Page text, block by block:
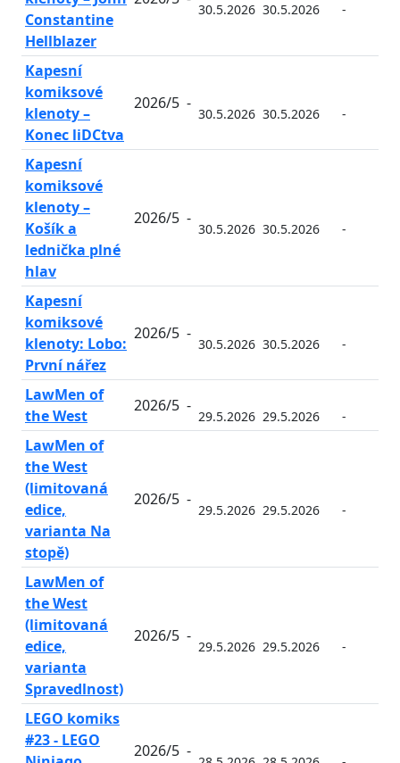
Constantine
Hellblazer
30.5.2026 30.5.2026 -
Kapesní
komiksové
klenoty –
Konec liDCtva
2026/5 -
30.5.2026 30.5.2026 -
Kapesní
komiksové
klenoty –
Košík a
lednička plné
hlav
2026/5 -
30.5.2026 30.5.2026 -
Kapesní
komiksové
klenoty: Lobo:
První nářez
2026/5 -
30.5.2026 30.5.2026 -
LawMen of
the West
2026/5 -
29.5.2026 29.5.2026 -
LawMen of
the West
(limitovaná
edice,
varianta Na
stopě)
2026/5 -
29.5.2026 29.5.2026 -
LawMen of
the West
(limitovaná
edice,
varianta
Spravedlnost)
2026/5 -
29.5.2026 29.5.2026 -
LEGO komiks
#23 - LEGO
2026/5 -